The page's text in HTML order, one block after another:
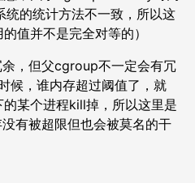
的统计方法不一致，所以这
值并不是完全对等的）
，但父cgroup不一定会有冗
候，谁内存超过阈值了，就
某个进程kill掉，所以这里是
有被超限但也会被莫名的干